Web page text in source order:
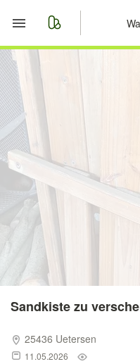
Merkliste
Nachrichten
Anzeige
Sandkiste zu
25436 Uetersen
11.05.2026